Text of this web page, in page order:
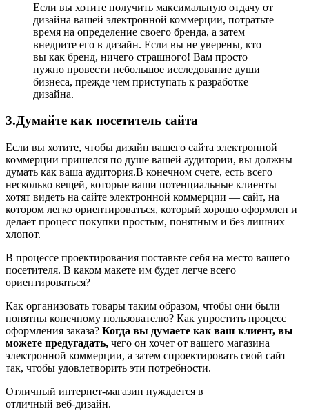
Если вы хотите получить максимальную отдачу от
дизайна вашей электронной коммерции, потратьте
время на определение своего бренда, а затем
внедрите его в дизайн. Если вы не уверены, кто
вы как бренд, ничего страшного! Вам просто
нужно провести небольшое исследование души
бизнеса, прежде чем приступать к разработке
дизайна.
3.Думайте как посетитель сайта
Если вы хотите, чтобы дизайн вашего сайта электронной
коммерции пришелся по душе вашей аудитории, вы должны
думать как ваша аудитория.В конечном счете, есть всего
несколько вещей, которые ваши потенциальные клиенты
хотят видеть на сайте электронной коммерции — сайт, на
котором легко ориентироваться, который хорошо оформлен и
делает процесс покупки простым, понятным и без лишних
хлопот.
В процессе проектирования поставьте себя на место вашего
посетителя. В каком макете им будет легче всего
ориентироваться?
Как организовать товары таким образом, чтобы они были
понятны конечному пользователю? Как упростить процесс
оформления заказа? Когда вы думаете как ваш клиент, вы
можете предугадать, чего он хочет от вашего магазина
электронной коммерции, а затем спроектировать свой сайт
так, чтобы удовлетворить эти потребности.
Отличный интернет-магазин нуждается в
отличный веб-дизайн.